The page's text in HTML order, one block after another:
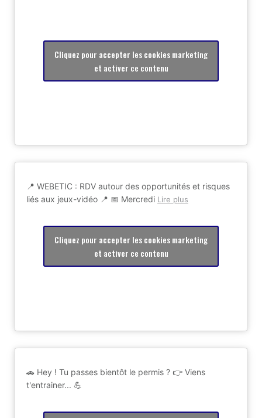
Cliquez pour accepter les cookies marketing
et activer ce contenu
📍 WEBETIC : RDV autour des opportunités et risques
liés aux jeux-vidéo 📍 📅 Mercredi Lire plus
Cliquez pour accepter les cookies marketing
et activer ce contenu
🚗 Hey ! Tu passes bientôt le permis ? 👉 Viens
t'entrainer... 💪